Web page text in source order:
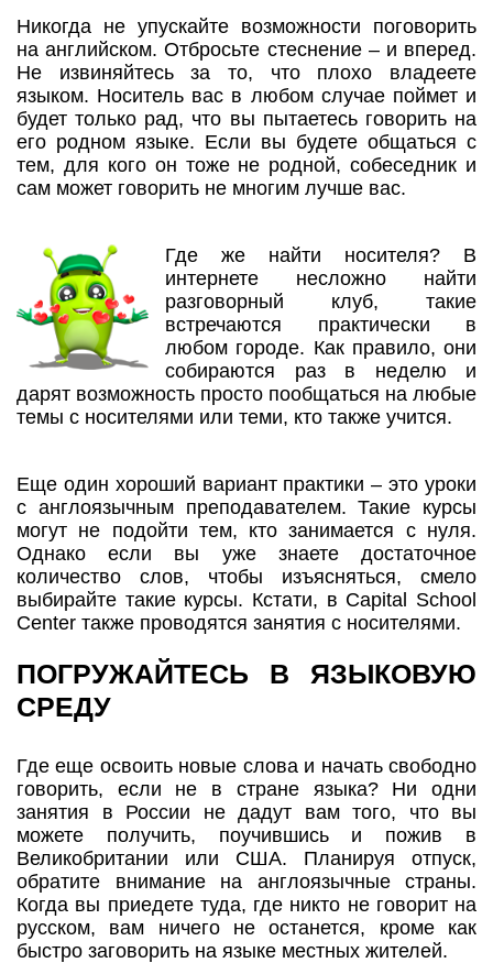
Никогда не упускайте возможности поговорить
на английском. Отбросьте стеснение – и вперед.
Не извиняйтесь за то, что плохо владеете
языком. Носитель вас в любом случае поймет и
будет только рад, что вы пытаетесь говорить на
его родном языке. Если вы будете общаться с
тем, для кого он тоже не родной, собеседник и
сам может говорить не многим лучше вас.
Где же найти носителя? В
интернете несложно найти
разговорный клуб, такие
встречаются практически в
любом городе. Как правило, они
собираются раз в неделю и
дарят возможность просто пообщаться на любые
темы с носителями или теми, кто также учится.
Еще один хороший вариант практики – это уроки
с англоязычным преподавателем. Такие курсы
могут не подойти тем, кто занимается с нуля.
Однако если вы уже знаете достаточное
количество слов, чтобы изъясняться, смело
выбирайте такие курсы. Кстати, в Capital School
Center также проводятся занятия с носителями.
ПОГРУЖАЙТЕСЬ В ЯЗЫКОВУЮ
СРЕДУ
Где еще освоить новые слова и начать свободно
говорить, если не в стране языка? Ни одни
занятия в России не дадут вам того, что вы
можете получить, поучившись и пожив в
Великобритании или США. Планируя отпуск,
обратите внимание на англоязычные страны.
Когда вы приедете туда, где никто не говорит на
русском, вам ничего не останется, кроме как
быстро заговорить на языке местных жителей.